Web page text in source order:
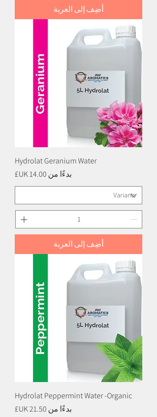
أضِف إلى العربة
Hydrolat Geranium Water
بدءًا من
سعر البيع
أضِف إلى العربة
Hydrolat Peppermint Water -Organic
بدءًا من
سعر البيع